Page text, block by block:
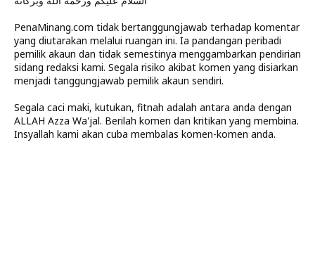
PenaMinang.com tidak bertanggungjawab terhadap komentar
yang diutarakan melalui ruangan ini. Ia pandangan peribadi
pemilik akaun dan tidak semestinya menggambarkan pendirian
sidang redaksi kami. Segala risiko akibat komen yang disiarkan
menjadi tanggungjawab pemilik akaun sendiri.
Segala caci maki, kutukan, fitnah adalah antara anda dengan
ALLAH Azza Wa'jal. Berilah komen dan kritikan yang membina.
Insyallah kami akan cuba membalas komen-komen anda.